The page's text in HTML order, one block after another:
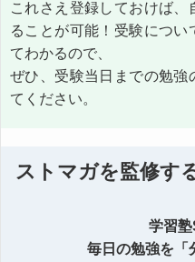
これさえ登録しておけば
ることが可能！受験につ
てわかるので、
ぜひ、受験当日までの勉強
てください。
ストマガを監修す
学習
毎日の勉強を「